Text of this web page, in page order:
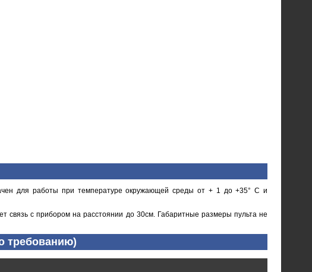
для работы при температуре окружающей среды от + 1 до +35° С и
связь с прибором на расстоянии до 30см. Габаритные размеры пульта не
требованию)